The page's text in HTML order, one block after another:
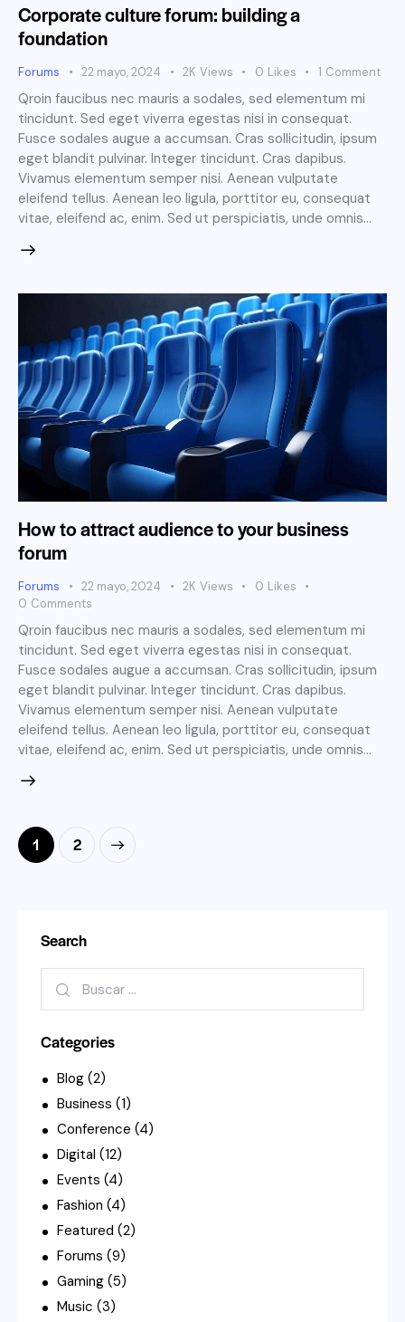
Corporate culture forum: building a
foundation
Forums 22 mayo, 2024 2K Views 0 Likes 1 Comment
Qroin faucibus nec mauris a sodales, sed elementum mi
tincidunt. Sed eget viverra egestas nisi in consequat.
Fusce sodales augue a accumsan. Cras sollicitudin, ipsum
eget blandit pulvinar. Integer tincidunt. Cras dapibus.
Vivamus elementum semper nisi. Aenean vulputate
eleifend tellus. Aenean leo ligula, porttitor eu, consequat
vitae, eleifend ac, enim. Sed ut perspiciatis, unde omnis…
How to attract audience to your business
forum
Forums 22 mayo, 2024 2K Views 0 Likes
0 Comments
Qroin faucibus nec mauris a sodales, sed elementum mi
tincidunt. Sed eget viverra egestas nisi in consequat.
Fusce sodales augue a accumsan. Cras sollicitudin, ipsum
eget blandit pulvinar. Integer tincidunt. Cras dapibus.
Vivamus elementum semper nisi. Aenean vulputate
eleifend tellus. Aenean leo ligula, porttitor eu, consequat
vitae, eleifend ac, enim. Sed ut perspiciatis, unde omnis…
Paginación
de
Page
1 Page
2
Search
Categories
Blog (2)
Business (1)
Conference (4)
Digital (12)
Events (4)
Fashion (4)
Featured (2)
Forums (9)
Gaming (5)
Music (3)